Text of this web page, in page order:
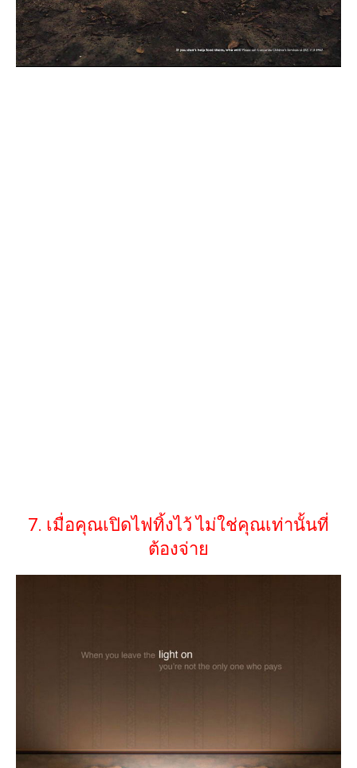
7. เมื่อคุณเปิดไฟทิ้งไว้ ไม่ใช่คุณเท่านั้นที่
ต้องจ่าย